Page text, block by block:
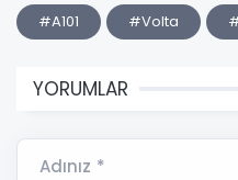
#A101 #Volta
YORUMLAR
Adınız *